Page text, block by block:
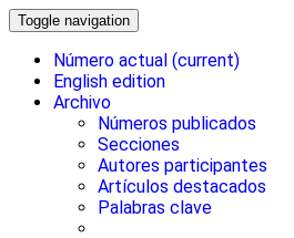
Toggle navigation
Número actual (current)
English edition
Archivo
Números publicados
Secciones
Autores participantes
Artículos destacados
Palabras clave